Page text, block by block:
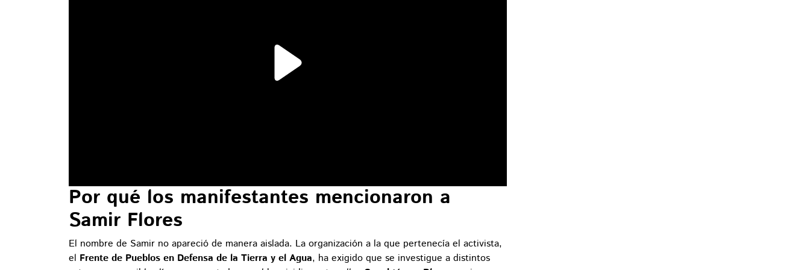
Por qué los manifestantes mencionaron a
Samir Flores
El nombre de Samir no apareció de manera aislada. La organización a la que pertenecía el activista,
el Frente de Pueblos en Defensa de la Tierra y el Agua, ha exigido que se investigue a distintos